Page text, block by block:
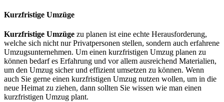
Kurzfristige Umzüge
Kurzfristige Umzüge zu planen ist eine echte Herausforderung,
welche sich nicht nur Privatpersonen stellen, sondern auch erfahrene
Umzugsunternehmen. Um einen kurzfristigen Umzug planen zu
können bedarf es Erfahrung und vor allem ausreichend Materialien,
um den Umzug sicher und effizient umsetzen zu können. Wenn
auch Sie gerne einen kurzfristigen Umzug nutzen wollen, um in die
neue Heimat zu ziehen, dann sollten Sie wissen wie man einen
kurzfristigen Umzug plant.